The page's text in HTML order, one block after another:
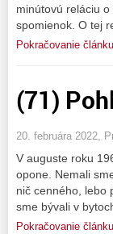
minútovú reláciu
spomienok. O tej
Pokračovanie článku
(71)
20. februára 2022,
V auguste roku
opone. Nemali
nič cenného, lebo
sme bývali v
Pokračovanie článku